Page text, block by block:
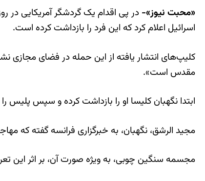
«محبت نیوز»-
اسرائیل اعلام کرد که این فرد را بازداشت کرده است.
کلیپ‌های انتشار یافته از این حمله در فضای مجازی
مقدس است».
ابتدا نگهبان کلیسا او را بازداشت کرده و سپس پلیس را خبر کرد؛
مجید الرشق، نگهبان، به خبرگزاری فرانسه گفته
مجسمه سنگین چوبی، به ویژه صورت آن، بر اثر این تعرض آسیب دیده است. این